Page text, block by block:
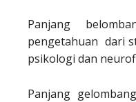
Panjang
pengetahuan dari
psikologi dan
Panjang